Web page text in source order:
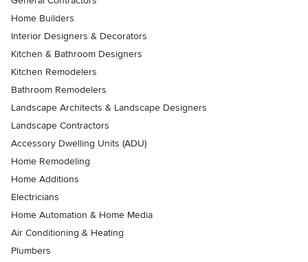
Home Builders
Interior Designers & Decorators
Kitchen & Bathroom Designers
Kitchen Remodelers
Bathroom Remodelers
Landscape Architects & Landscape Designers
Landscape Contractors
Accessory Dwelling Units (ADU)
Home Remodeling
Home Additions
Electricians
Home Automation & Home Media
Air Conditioning & Heating
Plumbers